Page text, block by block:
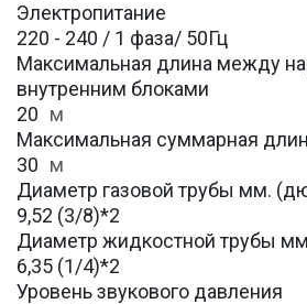
Электропитание
220 - 240 / 1 фаза/ 50Гц
Максимальная длина между
внутренним блоками
20 м
Максимальная суммарная
30 м
Диаметр газовой трубы мм.
9,52 (3/8)*2
Диаметр жидкостной трубы
6,35 (1/4)*2
Уровень звукового давления